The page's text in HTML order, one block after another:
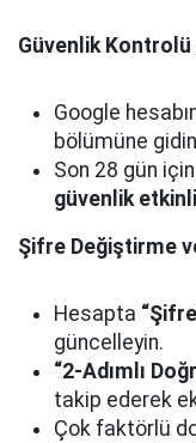
Güvenlik Kontrolü
Google
bölümüne
Son 28 gün
güvenlik
Şifre Değiştirme
Hesapta
güncelleyin.
“2-Adımlı
takip ederek
Çok faktörlü